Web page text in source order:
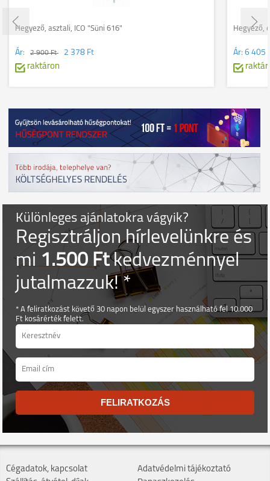
Hegyező, asztali, ICO "Süni 616"
Ár: 2 900 Ft
2 378 Ft
raktáron
Hegyező,
Ár: 6 405
Különleges ajánlatokra vágyik?
Regisztráljon hírlevelünkre és
mi1.500 Ftkedvezménnyel
jutalmazzuk! *
* A feliratkozást követő 30 napon belül egyszer használható fel 10.000
Ft kosárérték felett.
FELIRATKOZÁS
Cégadatok, kapcsolat
Adatvédelmi tájékoztató